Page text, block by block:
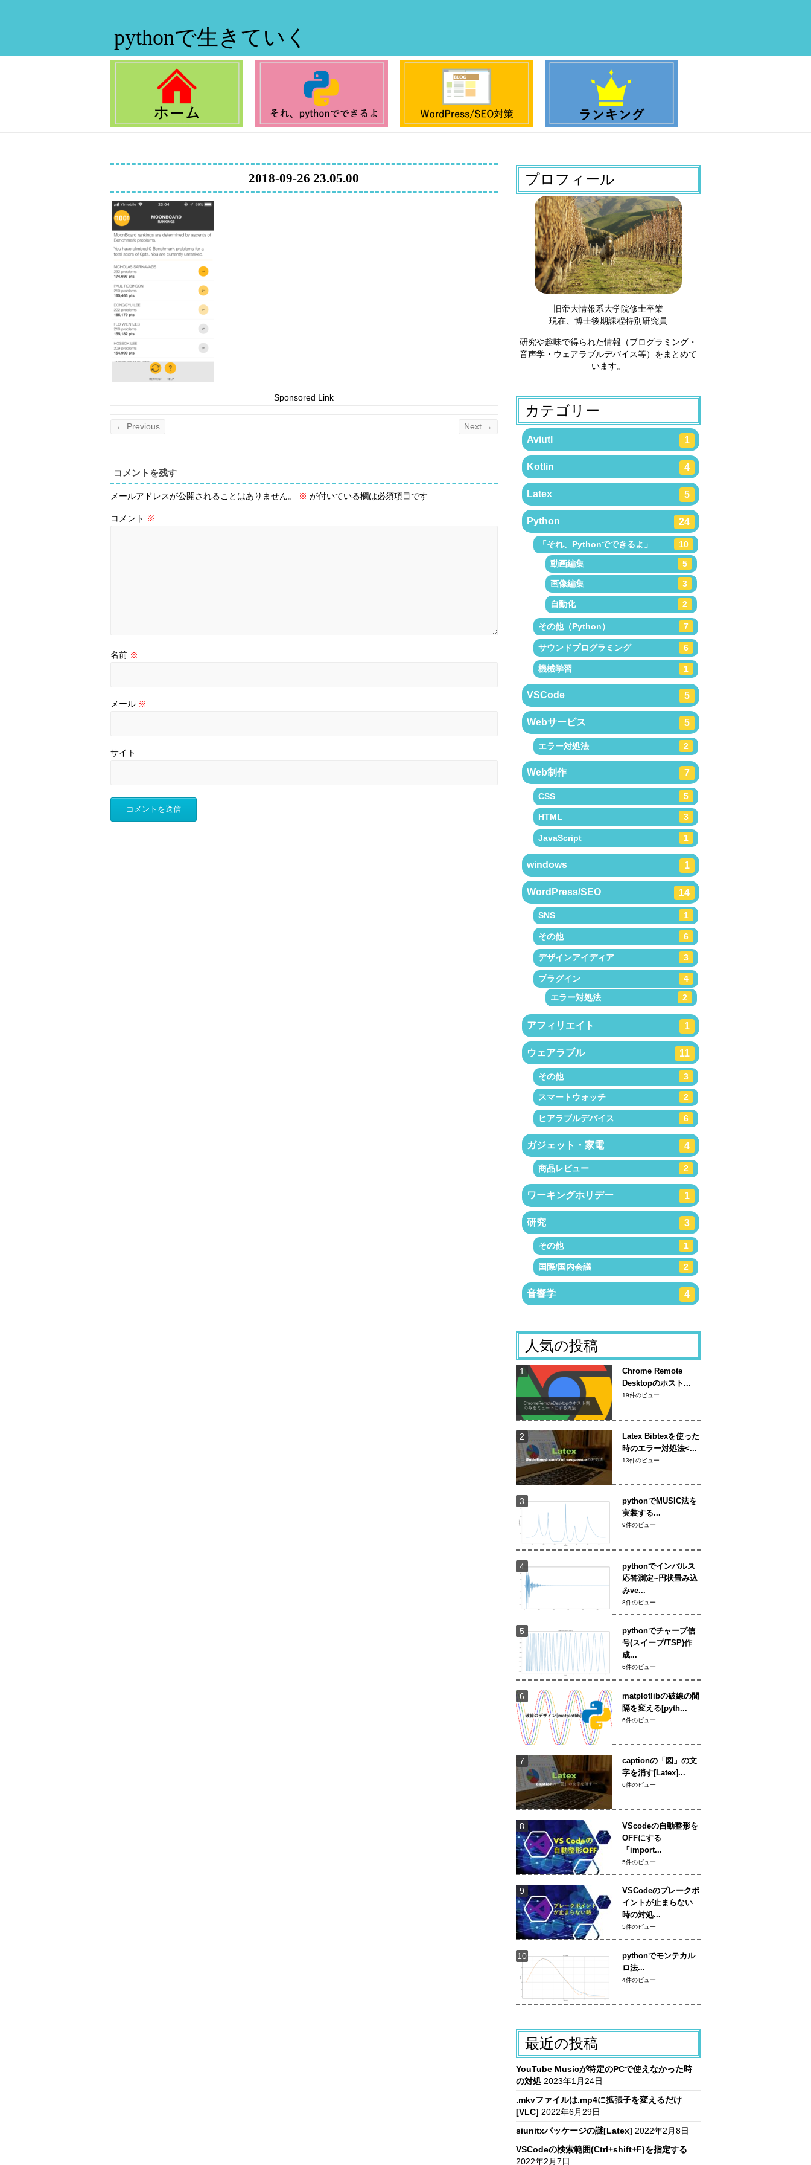
pythonで生きていく
2018-09-26 23.05.00
Sponsored Link
← Previous Next →
コメントを残す
メールアドレスが公開されることはありません。 ※ が付いている欄は必須項目です
コメント ※
名前 ※
メール ※
サイト
プロフィール
旧帝大情報系大学院修士卒業
現在、博士後期課程特別研究員
研究や趣味で得られた情報（プログラミング・
音声学・ウェアラブルデバイス等）をまとめて
います。
カテゴリー
Aviutl 1
Kotlin 4
Latex 5
Python 24
「それ、Pythonでできるよ」
10
動画編集
5
画像編集 3
自動化 2
その他（Python） 7
サウンドプログラミング 6
機械学習 1
VSCode 5
Webサービス 5
エラー対処法 2
Web制作 7
CSS 5
HTML 3
JavaScript 1
windows 1
WordPress/SEO 14
SNS 1
その他 6
デザインアイディア 3
プラグイン
4
エラー対処法
2
アフィリエイト 1
ウェアラブル 11
その他 3
スマートウォッチ 2
ヒアラブルデバイス 6
ガジェット・家電 4
商品レビュー 2
ワーキングホリデー 1
研究 3
その他 1
国際/国内会議 2
音響学 4
人気の投稿
Chrome Remote
Desktopのホスト...
19件のビュー
Latex Bibtexを使った
時のエラー対処法<...
13件のビュー
pythonでMUSIC法を
実装する...
9件のビュー
pythonでインパルス
応答測定~円状畳み込
みve...
8件のビュー
pythonでチャープ信
号(スイープ/TSP)作
成...
6件のビュー
matplotlibの破線の間
隔を変える[pyth...
6件のビュー
captionの「図」の文
字を消す[Latex]...
6件のビュー
VScodeの自動整形を
OFFにする
「import...
5件のビュー
VSCodeのプレークポ
イントが止まらない
時の対処...
5件のビュー
pythonでモンテカル
ロ法...
4件のビュー
最近の投稿
YouTube Musicが特定のPCで使えなかった時
の対処 2023年1月24日
.mkvファイルは.mp4に拡張子を変えるだけ
[VLC] 2022年6月29日
siunitxパッケージの謎[Latex] 2022年2月8日
VSCodeの検索範囲(Ctrl+shift+F)を指定する
2022年2月7日